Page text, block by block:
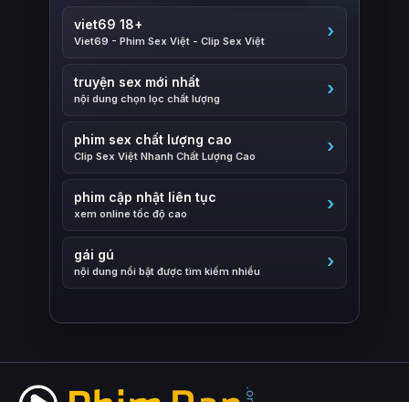
viet69 18+
Viet69 - Phim Sex Việt - Clip Sex Việt
truyện sex mới nhất
nội dung chọn lọc chất lượng
phim sex chất lượng cao
Clip Sex Việt Nhanh Chất Lượng Cao
phim cập nhật liên tục
xem online tốc độ cao
gái gú
nội dung nổi bật được tìm kiếm nhiều